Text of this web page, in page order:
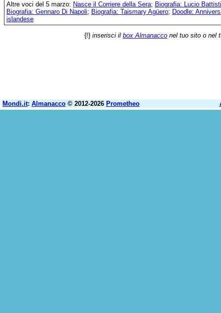
Altre voci del 5 marzo: Nasce il Corriere della Sera; Biografia: Lucio Battisti
Biografia: Gennaro Di Napoli; Biografia: Taismary Agüero; Doodle:
islandese
{!} inserisci il box Almanacco nel tuo sito o nel
Mondi.it: Almanacco © 2012-2026 Prometheo